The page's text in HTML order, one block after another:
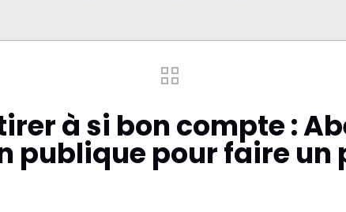
à si bon compte :
publique pour faire un